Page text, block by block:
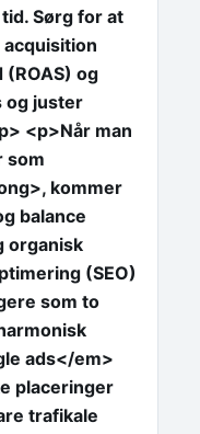
Sørg for at
(ROAS) og
og juster
<p>Når man
som
kommer
balance
organisk
(SEO)
som to
ads</em>
placeringer
trafikale